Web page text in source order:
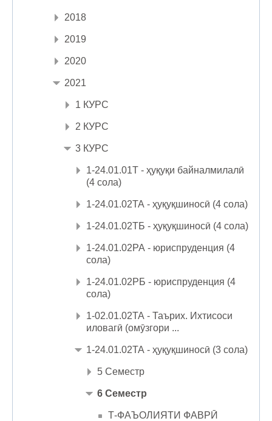
2018
2019
2020
2021
1 КУРС
2 КУРС
3 КУРС
1-24.01.01Т - ҳуқуқи байналмилалӣ
(4 сола)
1-24.01.02ТА - ҳуқуқшиносӣ (4 сола)
1-24.01.02ТБ - ҳуқуқшиносӣ (4 сола)
1-24.01.02РА - юриспруденция (4
сола)
1-24.01.02РБ - юриспруденция (4
сола)
1-02.01.02ТА - Таърих. Ихтисоси
иловагӣ (омӯзгори ...
1-24.01.02ТА - ҳуқуқшиносӣ (3 сола)
5 Семестр
6 Семестр
Т-ФАЪОЛИЯТИ ФАВРӢ